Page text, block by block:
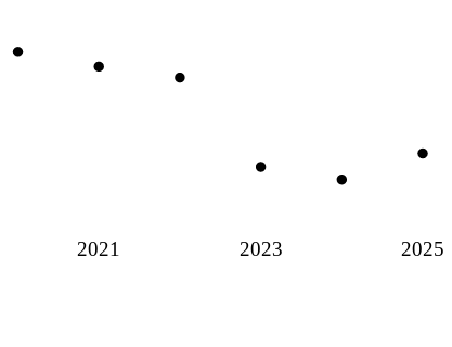
2021 2023 2025